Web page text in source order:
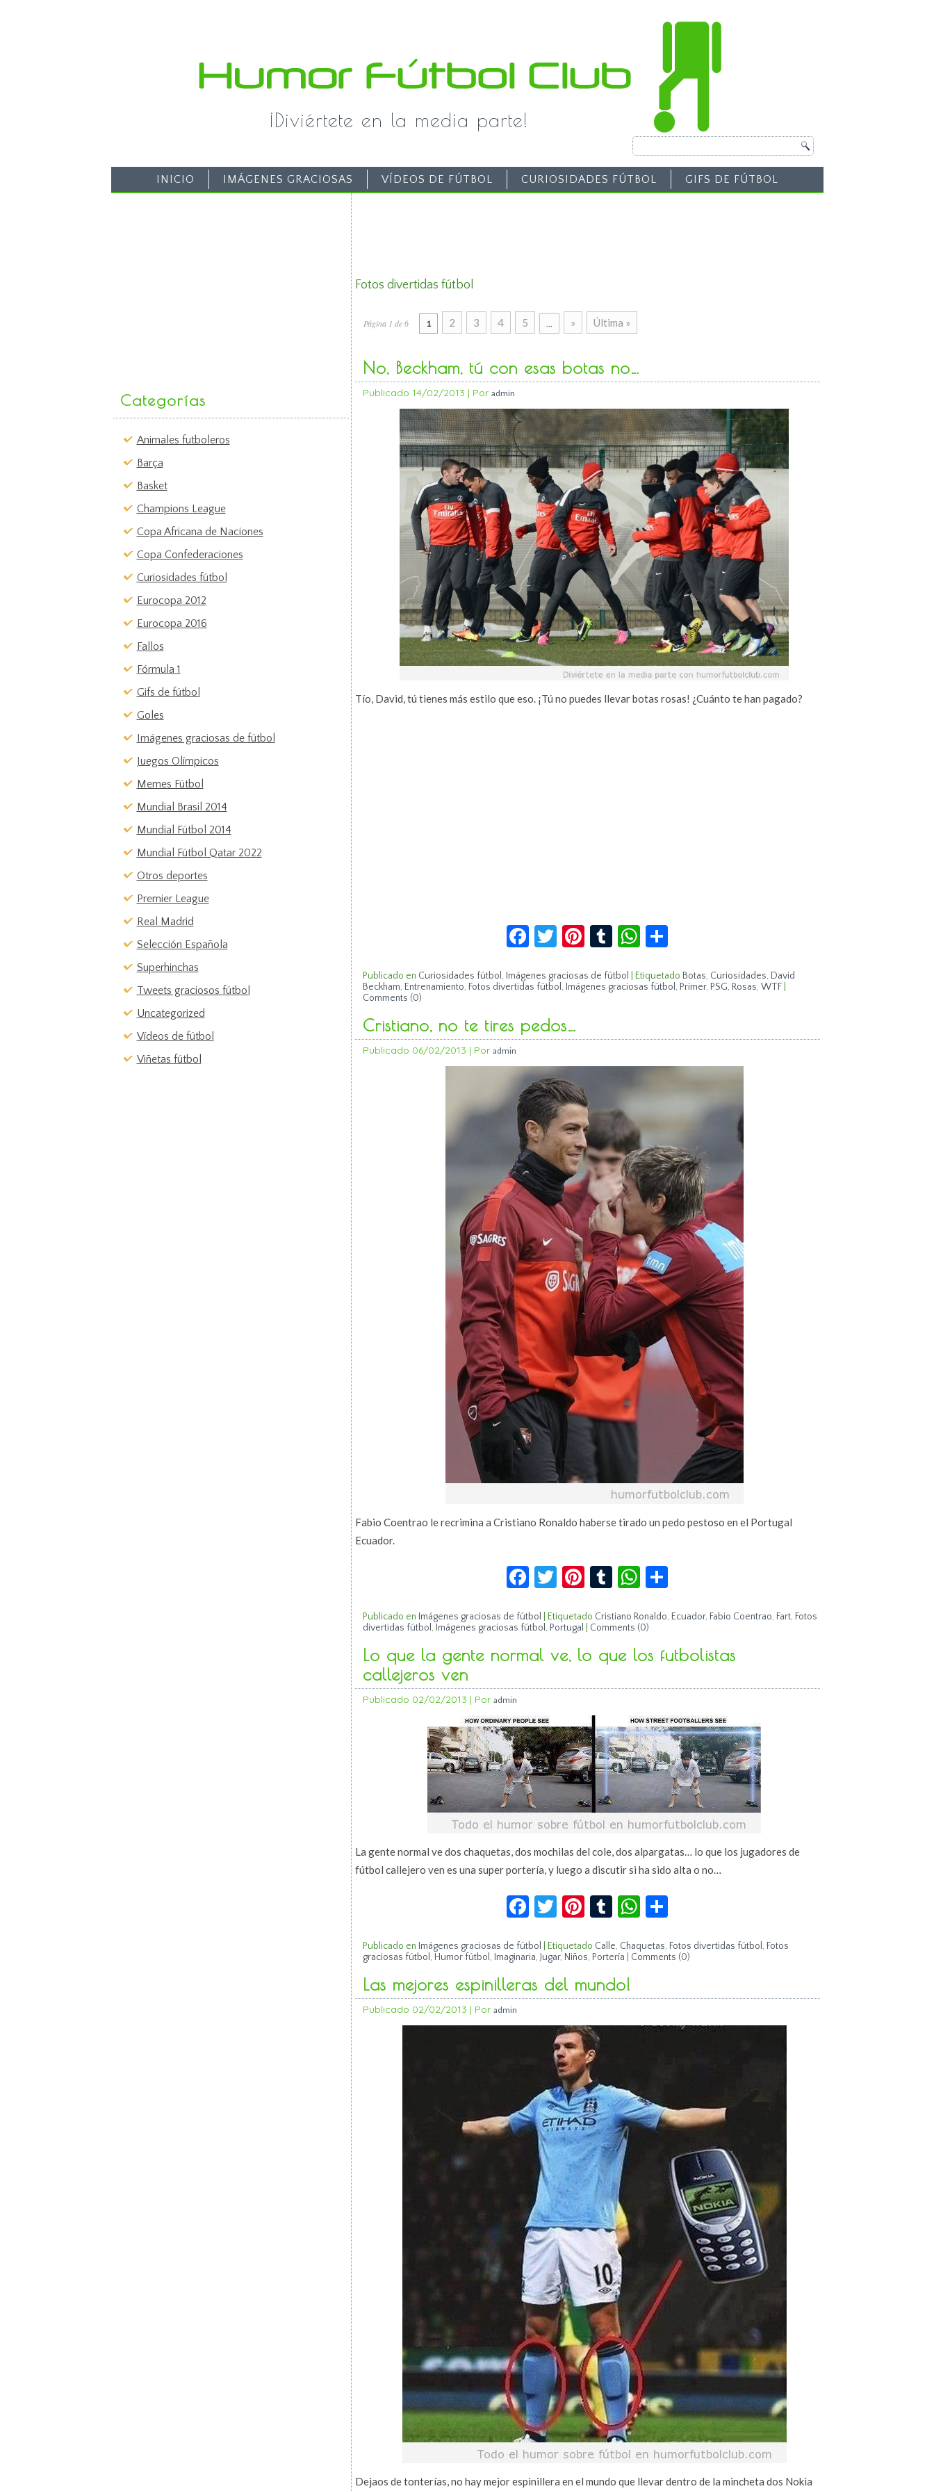
¡Diviértete en la media parte!
INICIO IMÁGENES GRACIOSAS VÍDEOS DE FÚTBOL CURIOSIDADES FÚTBOL GIFS DE FÚTBOL
Categorías
Animales futboleros
Barça
Basket
Champions League
Copa Africana de Naciones
Copa Confederaciones
Curiosidades fútbol
Eurocopa 2012
Eurocopa 2016
Fallos
Fórmula 1
Gifs de fútbol
Goles
Imágenes graciosas de fútbol
Juegos Olímpicos
Memes Fútbol
Mundial Brasil 2014
Mundial Fútbol 2014
Mundial Fútbol Qatar 2022
Otros deportes
Premier League
Real Madrid
Selección Española
Superhinchas
Tweets graciosos fútbol
Uncategorized
Vídeos de fútbol
Viñetas fútbol
Fotos divertidas fútbol
Página 1 de 6 1 2 3 4 5 ... » Última »
No, Beckham, tú con esas botas no…
Publicado 14/02/2013 | Por admin
Tío, David, tú tienes más estilo que eso. ¡Tú no puedes llevar botas rosas! ¿Cuánto te han pagado?
Facebook
Twitter
Pinterest
TumblrWhatsApp
Publicado en Curiosidades fútbol , Imágenes graciosas de fútbol Etiquetado Botas, Curiosidades, David
Beckham, Entrenamiento, Fotos divertidas fútbol , Imágenes graciosas fútbol , Primer, PSG, Rosas, WTF|
Comments (0)
Cristiano, no te tires pedos…
Publicado 06/02/2013 | Por admin
Fabio Coentrao le recrimina a Cristiano Ronaldo haberse tirado un pedo pestoso en el Portugal
Ecuador.
Facebook
Twitter
Pinterest
TumblrWhatsApp
Publicado en Imágenes graciosas de fútbol Etiquetado Cristiano Ronaldo, Ecuador, Fabio Coentrao, Fart, Fotos
divertidas fútbol , Imágenes graciosas fútbol , Portugal Comments (0)
Lo que la gente normal ve, lo que los futbolistas
callejeros ven
Publicado 02/02/2013 | Por admin
La gente normal ve dos chaquetas, dos mochilas del cole, dos alpargatas… lo que los jugadores de
fútbol callejero ven es una super portería, y luego a discutir si ha sido alta o no…
Facebook
Twitter
Pinterest
TumblrWhatsApp
Publicado en Imágenes graciosas de fútbol Etiquetado Calle, Chaquetas, Fotos divertidas fútbol , Fotos
graciosas fútbol , Humor fútbol , Imaginaria, Jugar, Niños, Portería Comments (0)
Las mejores espinilleras del mundo!
Publicado 02/02/2013 | Por admin
Dejaos de tonterías, no hay mejor espinillera en el mundo que llevar dentro de la mincheta dos Nokia